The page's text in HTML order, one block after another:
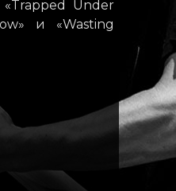
Under
и «Wasting